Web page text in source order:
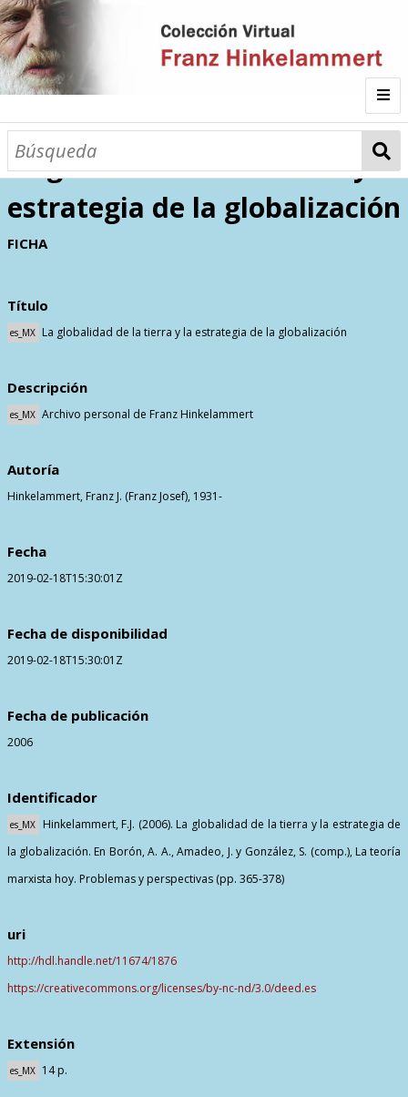
Inicio
Autor
Listado por
Contactos
La globalidad de la tierra y la
estrategia de la globalización
FICHA
Título
es_MX La globalidad de la tierra y la estrategia de la globalización
Descripción
es_MX Archivo personal de Franz Hinkelammert
Autoría
Hinkelammert, Franz J. (Franz Josef), 1931-
Fecha
2019-02-18T15:30:01Z
Fecha de disponibilidad
2019-02-18T15:30:01Z
Fecha de publicación
2006
Identificador
es_MX
Hinkelammert, F.J. (2006). La globalidad de la tierra y la estrategia de
la globalización. En Borón, A. A., Amadeo, J. y González, S. (comp.), La teoría
marxista hoy. Problemas y perspectivas (pp. 365-378)
uri
http://hdl.handle.net/11674/1876
https://creativecommons.org/licenses/by-nc-nd/3.0/deed.es
Extensión
es_MX 14 p.